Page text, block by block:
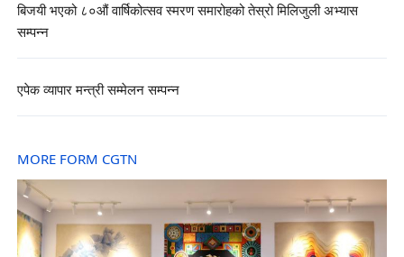
बिजयी भएको ८०औं वार्षिकोत्सव स्मरण समारोहको तेस्रो मिलिजुली अभ्यास
सम्पन्न
एपेक व्यापार मन्त्री सम्मेलन सम्पन्न
MORE FORM CGTN